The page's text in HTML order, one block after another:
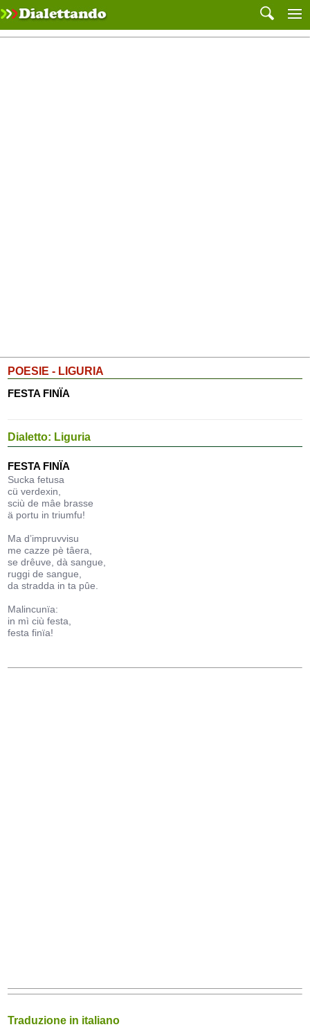
POESIE - LIGURIA
FESTA FINÏA
Dialetto: Liguria
FESTA FINÏA
Sucka fetusa
cü verdexin,
sciù de mâe brasse
ä portu in triumfu!
Ma d’impruvvisu
me cazze pè tâera,
se drêuve, dà sangue,
ruggi de sangue,
da stradda in ta pûe.
Malincunïa:
in mì ciù festa,
festa finïa!
Traduzione in italiano